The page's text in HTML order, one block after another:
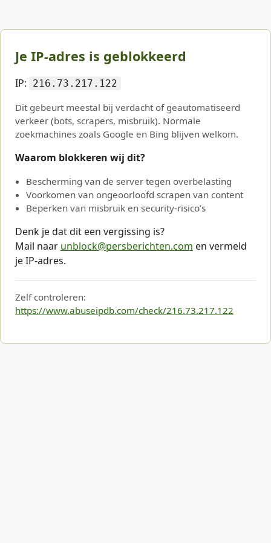
Je IP-adres is geblokkeerd
IP: 216.73.217.122
Dit gebeurt meestal bij verdacht of geautomatiseerd
verkeer (bots, scrapers, misbruik). Normale
zoekmachines zoals Google en Bing blijven welkom.
Waarom blokkeren wij dit?
Bescherming van de server tegen overbelasting
Voorkomen van ongeoorloofd scrapen van content
Beperken van misbruik en security-risico’s
Denk je dat dit een vergissing is?
Mail naar unblock@persberichten.com en vermeld
je IP-adres.
Zelf controleren:
https://www.abuseipdb.com/check/216.73.217.122